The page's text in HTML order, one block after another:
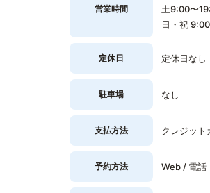
営業時間
土9:00〜
日・祝
定休日 定休日なし
駐車場 なし
支払方法 クレジット
予約方法 Web / 電話